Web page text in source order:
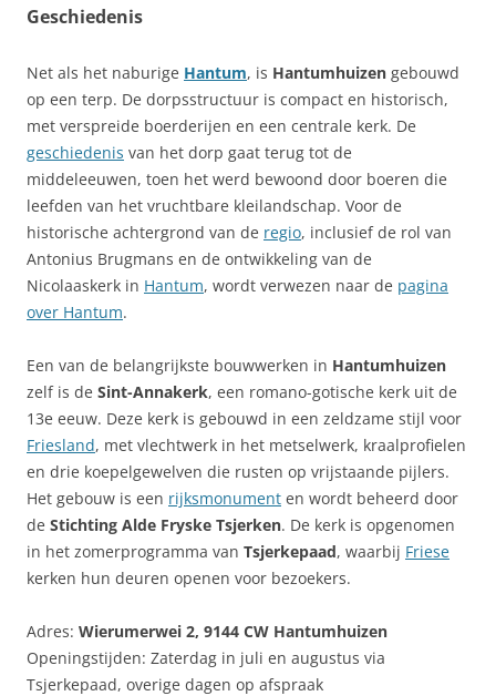
Geschiedenis
Net als het naburige Hantum, is Hantumhuizen gebouwd
op een terp. De dorpsstructuur is compact en historisch,
met verspreide boerderijen en een centrale kerk. De
geschiedenis van het dorp gaat terug tot de
middeleeuwen, toen het werd bewoond door boeren die
leefden van het vruchtbare kleilandschap. Voor de
historische achtergrond van de regio, inclusief de rol van
Antonius Brugmans en de ontwikkeling van de
Nicolaaskerk in Hantum, wordt verwezen naar de pagina
over Hantum.
Een van de belangrijkste bouwwerken in Hantumhuizen
zelf is de Sint-Annakerk, een romano-gotische kerk uit de
13e eeuw. Deze kerk is gebouwd in een zeldzame stijl voor
Friesland, met vlechtwerk in het metselwerk, kraalprofielen
en drie koepelgewelven die rusten op vrijstaande pijlers.
Het gebouw is een rijksmonument en wordt beheerd door
de Stichting Alde Fryske Tsjerken. De kerk is opgenomen
in het zomerprogramma van Tsjerkepaad, waarbij Friese
kerken hun deuren openen voor bezoekers.
Adres: Wierumerwei 2, 9144 CW Hantumhuizen
Openingstijden: Zaterdag in juli en augustus via
Tsjerkepaad, overige dagen op afspraak